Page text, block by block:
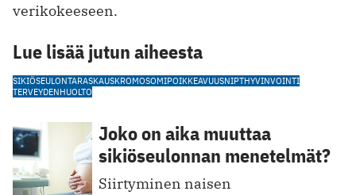
verikokeeseen.
Lue lisää jutun aiheesta
SIKIÖSEULONTARASKAUSKROMOSOMIPOIKKEAVUUSNIPTHYVINVOINTI
TERVEYDENHUOLTO
Joko on aika muuttaa
sikiöseulonnan menetelmät?
Siirtyminen naisen